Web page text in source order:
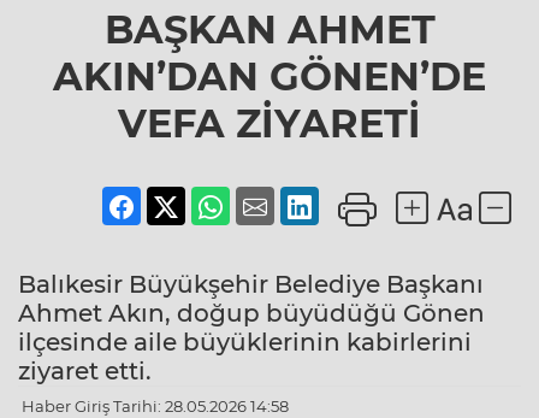
BAŞKAN AHMET
AKIN’DAN GÖNEN’DE
VEFA ZİYARETİ
Balıkesir Büyükşehir Belediye Başkanı
Ahmet Akın, doğup büyüdüğü Gönen
ilçesinde aile büyüklerinin kabirlerini
ziyaret etti.
Haber Giriş Tarihi: 28.05.2026 14:58